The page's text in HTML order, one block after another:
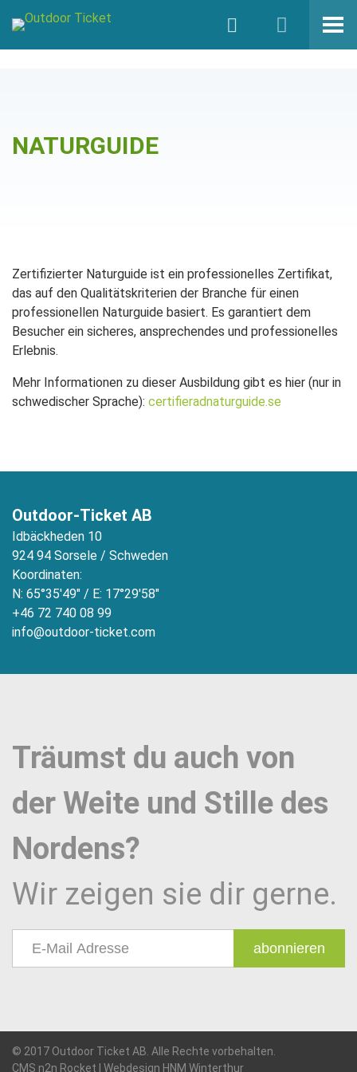
NATURGUIDE
Zertifizierter Naturguide ist ein professionelles Zertifikat,
das auf den Qualitätskriterien der Branche für einen
professionellen Naturguide basiert. Es garantiert dem
Besucher ein sicheres, ansprechendes und professionelles
Erlebnis.
Mehr Informationen zu dieser Ausbildung gibt es hier (nur in
schwedischer Sprache): certifieradnaturguide.se
Outdoor-Ticket AB
Idbäckheden 10
924 94 Sorsele / Schweden
Koordinaten:
N: 65°35'49" / E: 17°29'58"
+46 72 740 08 99
info@outdoor-ticket.com
Träumst du auch von
der Weite und Stille des
Nordens?
Wir zeigen sie dir gerne.
abonnieren
© 2017 Outdoor Ticket AB. Alle Rechte vorbehalten.
CMS n2n Rocket
Webdesign HNM Winterthur